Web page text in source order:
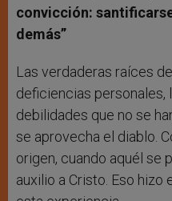
convicción:
demás”
Las verdaderas raíces
deficiencias personales,
debilidades que no se
se aprovecha el diablo.
origen, cuando aquél se
auxilio a Cristo. Eso